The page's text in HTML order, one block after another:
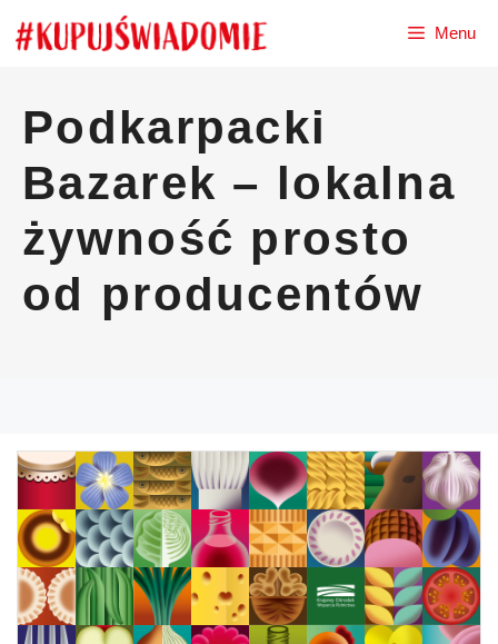
do
Menu
Podkarpacki
Bazarek – lokalna
żywność prosto
od producentów